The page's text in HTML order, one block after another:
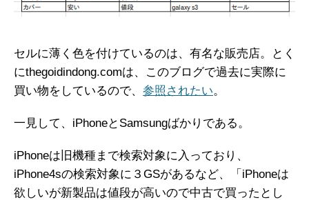
セルに薄く色を付けているのは、有名な販売店。とく
にthegoidindong.comは、このブログで過去に実際に
買い物をしているので、 参照されたい。
一見して、iPhoneとSamsungばかりである。
iPhoneは旧機種まで検索対象に入っており、
iPhone4sの検索対象に３GSがあるなど、「iPhoneは
欲しいが新製品は値段が高いので中古で買ったとし